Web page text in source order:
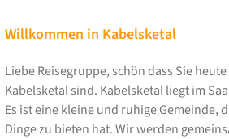
Willkommen in Kabelsketal
Liebe Reisegruppe, schön dass Sie
Kabelsketal sind. Kabelsketal liegt im
Es ist eine kleine und ruhige Gemeinde,
Dinge zu bieten hat. Wir werden